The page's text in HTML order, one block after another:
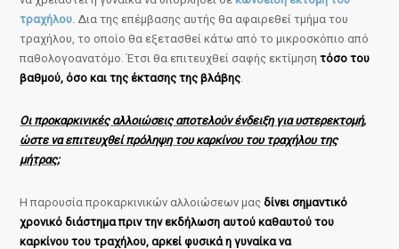
τραχήλου. Δια της επέμβασης αυτής θα αφαιρεθεί τμήμα του
τραχήλου, το οποίο θα εξετασθεί κάτω από το μικροσκόπιο από
παθολογοανατόμο. Έτσι θα επιτευχθεί σαφής εκτίμησητόσο του
βαθμού, όσο και της έκτασης της βλάβης.
Οι προκαρκινικές αλλοιώσεις αποτελούν ένδειξη για υστερεκτομή,
ώστε να επιτευχθεί πρόληψη του καρκίνου του τραχήλου της
μήτρας;
Η παρουσία προκαρκινικών αλλοιώσεων μας δίνει σημαντικό
χρονικό διάστημα πριν την εκδήλωση αυτού καθαυτού του
καρκίνου του τραχήλου, αρκεί φυσικά η γυναίκα να